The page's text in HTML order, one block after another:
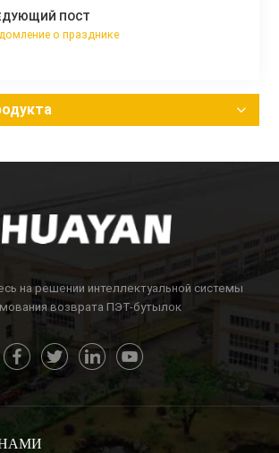
ПОСТ
о празднике
на решении интеллектуальной системы
возврата ПЭТ-бутылок